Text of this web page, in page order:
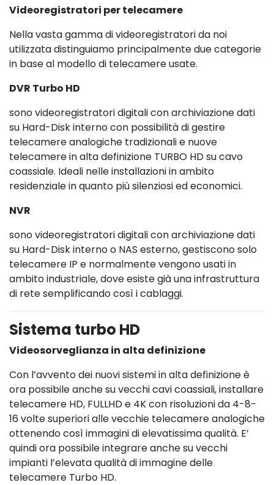
Videoregistratori per telecamere
Nella vasta gamma di videoregistratori da noi
utilizzata distinguiamo principalmente due categorie
in base al modello di telecamere usate.
DVR Turbo HD
sono videoregistratori digitali con archiviazione dati
su Hard-Disk interno con possibilità di gestire
telecamere analogiche tradizionali e nuove
telecamere in alta definizione TURBO HD su cavo
coassiale. Ideali nelle installazioni in ambito
residenziale in quanto più silenziosi ed economici.
NVR
sono videoregistratori digitali con archiviazione dati
su Hard-Disk interno o NAS esterno, gestiscono solo
telecamere IP e normalmente vengono usati in
ambito industriale, dove esiste già una infrastruttura
di rete semplificando così i cablaggi.
Sistema turbo HD
Videosorveglianza in alta definizione
Con l’avvento dei nuovi sistemi in alta definizione è
ora possibile anche su vecchi cavi coassiali, installare
telecamere HD, FULLHD e 4K con risoluzioni da 4-8-
16 volte superiori alle vecchie telecamere analogiche
ottenendo così immagini di elevatissima qualità. E’
quindi ora possibile integrare anche su vecchi
impianti l’elevata qualità di immagine delle
telecamere Turbo HD.